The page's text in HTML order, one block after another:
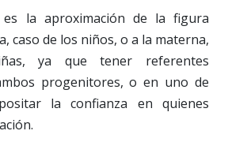
la aproximación de la figura
caso de los niños, o a la materna,
ya que tener referentes
progenitores, o en uno de
la confianza en quienes